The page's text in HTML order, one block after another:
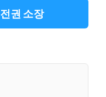
전권 소장